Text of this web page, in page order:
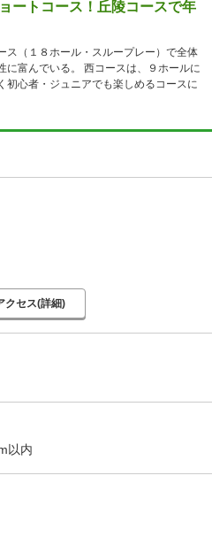
ートコース！丘陵コースで年
ス（１８ホール・スループレー）で全体
に富んでいる。 西コースは、９ホールに
初心者・ジュニアでも楽しめるコースに
クセス(詳細)
以内